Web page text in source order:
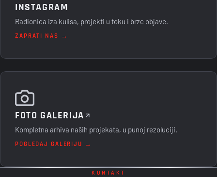
INSTAGRAM
Radionica iza kulisa, projekti u toku i brze objave.
ZAPRATI NAS →
FOTO GALERIJA
Kompletna arhiva naših projekata, u punoj rezoluciji.
POGLEDAJ GALERIJU →
KONTAKT